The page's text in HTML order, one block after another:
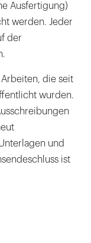
Ausfertigung)
werden. Jeder
der
die seit
wurden.
und
ist